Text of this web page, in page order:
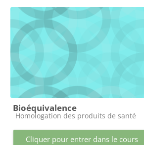
Bioéquivalence
Catégorie de cours
Homologation des produits de santé
Cliquer pour entrer dans le cours